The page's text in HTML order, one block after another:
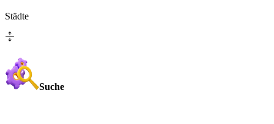
Städte
Suche